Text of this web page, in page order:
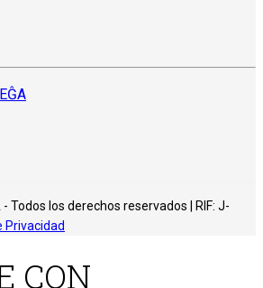
Todos los derechos reservados | RIF: J-
Privacidad
CON